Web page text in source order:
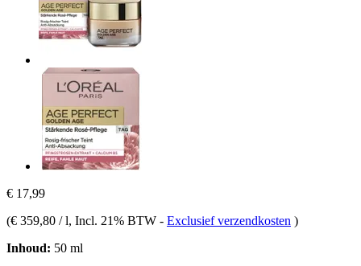
€ 17,99
(€ 359,80 / l, Incl. 21% BTW - Exclusief verzendkosten )
Inhoud: 50 ml